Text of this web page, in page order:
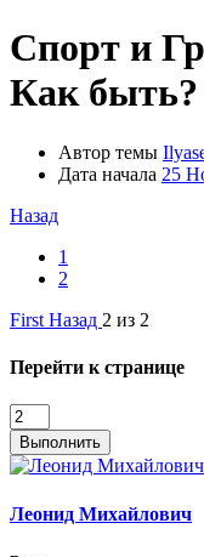
Спорт и
Как быть?
Автор темы
Дата начала 25
Назад
1
2
First Назад 2 из 2
Перейти к странице
Выполнить
Леонид Михайлович